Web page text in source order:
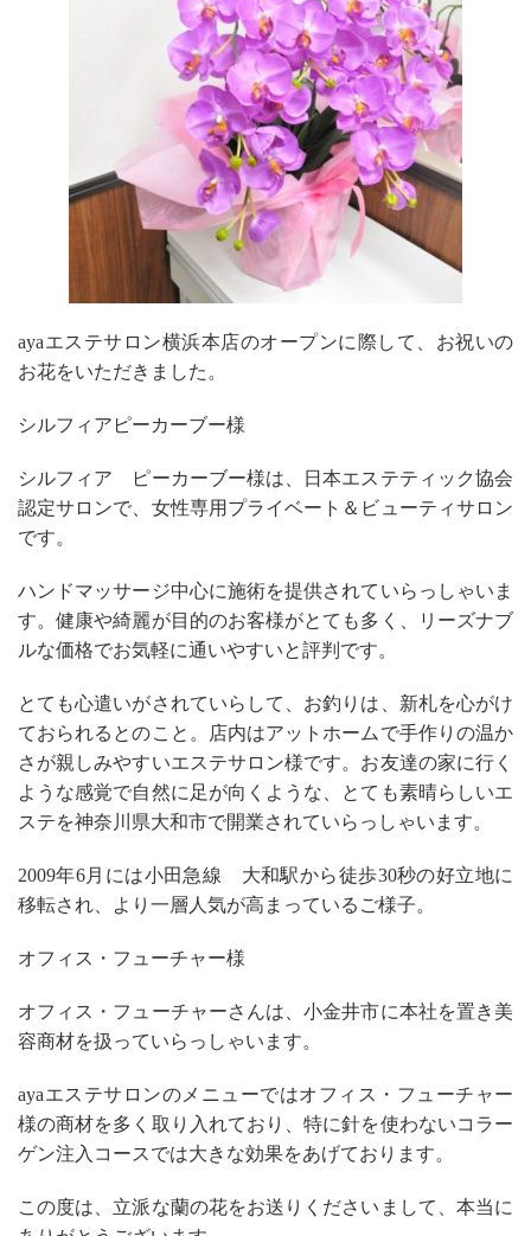
ayaエステサロン横浜本店のオープンに際して、お祝いの
お花をいただきました。
シルフィアピーカーブー様
シルフィア ピーカーブー様は、日本エステティック協会
認定サロンで、女性専用プライベート＆ビューティサロン
です。
ハンドマッサージ中心に施術を提供されていらっしゃいま
す。健康や綺麗が目的のお客様がとても多く、リーズナブ
ルな価格でお気軽に通いやすいと評判です。
とても心遣いがされていらして、お釣りは、新札を心がけ
ておられるとのこと。店内はアットホームで手作りの温か
さが親しみやすいエステサロン様です。お友達の家に行く
ような感覚で自然に足が向くような、とても素晴らしいエ
ステを神奈川県大和市で開業されていらっしゃいます。
2009年6月には小田急線 大和駅から徒歩30秒の好立地に
移転され、より一層人気が高まっているご様子。
オフィス・フューチャー様
オフィス・フューチャーさんは、小金井市に本社を置き美
容商材を扱っていらっしゃいます。
ayaエステサロンのメニューではオフィス・フューチャー
様の商材を多く取り入れており、特に針を使わないコラー
ゲン注入コースでは大きな効果をあげております。
この度は、立派な蘭の花をお送りくださいまして、本当に